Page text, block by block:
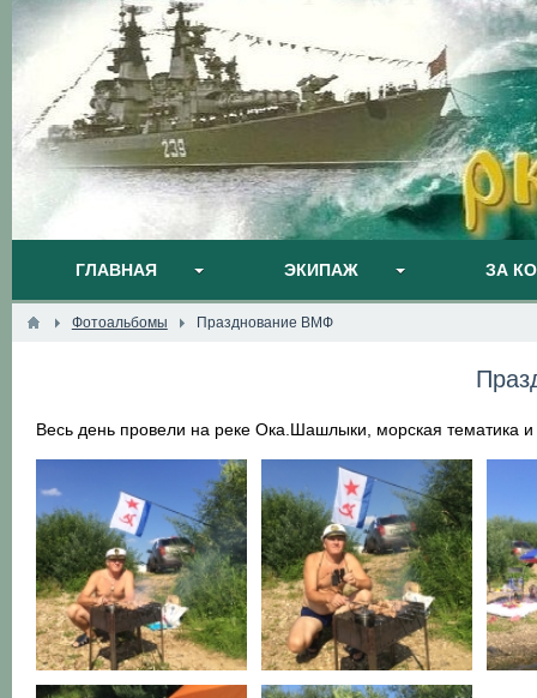
ГЛАВНАЯ ЭКИПАЖ ЗА
Фотоальбомы Празднование ВМФ
Весь день провели на реке Ока.Шашлыки, морская тематика